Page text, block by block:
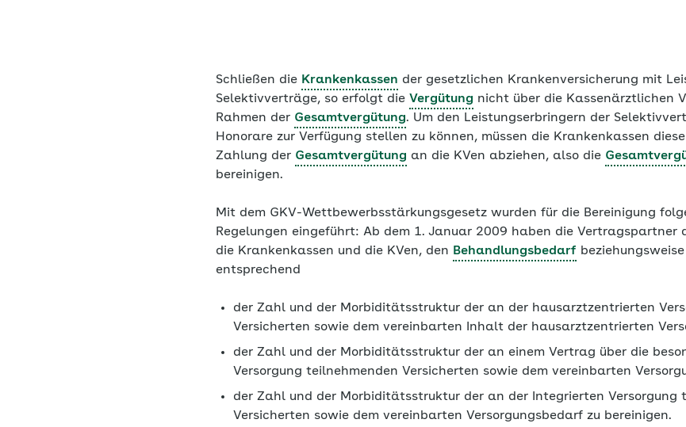
Schließen die Krankenkassen der gesetzlichen Krankenversicherung mit
Selektivverträge, so erfolgt die Vergütung nicht über die Kassenärztlichen
Rahmen der Gesamtvergütung. Um den Leistungserbringern der
Honorare zur Verfügung stellen zu können, müssen die Krankenkassen
Zahlung der Gesamtvergütung an die KVen abziehen, also die
bereinigen.
Mit dem GKV-Wettbewerbsstärkungsgesetz wurden für die Bereinigung
Regelungen eingeführt: Ab dem 1. Januar 2009 haben die Vertragspartner
die Krankenkassen und die KVen, den Behandlungsbedarf
entsprechend
der Zahl und der Morbiditätsstruktur der an der hausarztzentrierten
Versicherten sowie dem vereinbarten Inhalt der hausarztzentrierten
der Zahl und der Morbiditätsstruktur der an einem Vertrag über die
Versorgung teilnehmenden Versicherten sowie dem vereinbarten
der Zahl und der Morbiditätsstruktur der an der Integrierten Versorgung
Versicherten sowie dem vereinbarten Versorgungsbedarf zu bereinigen.